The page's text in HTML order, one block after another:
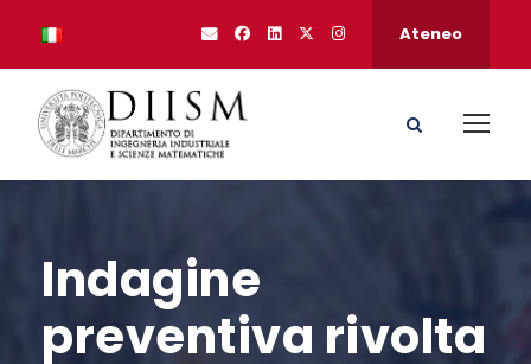
Ateneo
Indagine
preventiva rivolta